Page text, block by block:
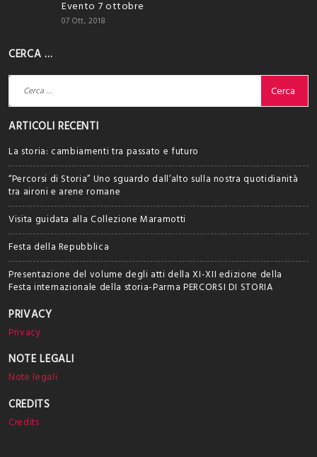
Evento 7 ottobre
07 Ott, 2018
CERCA …
Ricerca
per:
ARTICOLI RECENTI
La storia: cambiamenti tra passato e futuro
“Percorsi di Storia” Uno sguardo dall’alto sulla nostra quotidianità
tra aironi e arene romane
Visita guidata alla Collezione Maramotti
Festa della Repubblica
Presentazione del volume degli atti della XI-XII edizione della
Festa internazionale della storia-Parma PERCORSI DI STORIA
PRIVACY
Privacy
NOTE LEGALI
Note legali
CREDITS
Credits